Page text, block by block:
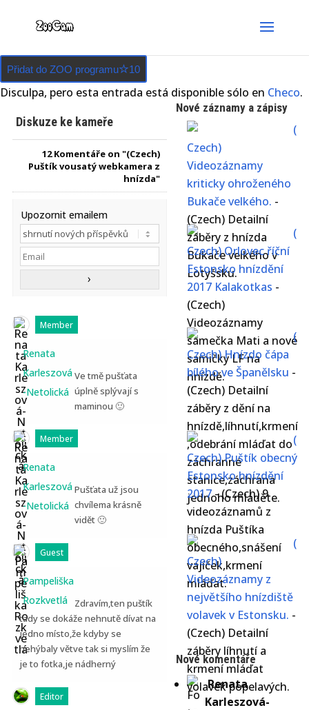
Přidat do ZOO programu 10
Disculpa, pero esta entrada está disponible sólo en Checo.
Nové záznamy a zápisy
(
Czech)
Videozáznamy
kriticky ohroženého
Bukače velkého. -
(Czech) Detailní
záběry z hnízda
Bukače velkého v
Lotyšsku.
(
Czech) Orlovec říční
Estonsko hnízdění
2017 Kalakotkas -
(Czech)
Videozáznamy
samečka Mati a nové
samičky LF na
hnízdě.
(
Czech) Hnízdo čápa
bílého ve Španělsku -
(Czech) Detailní
záběry z dění na
hnízdě,líhnutí,krmení
,odebrání mláďat do
záchranné
stanice,záchrana
jednoho mláděte.
(
Czech) Puštík obecný
Estonsko hnízdění
2017-(Czech) 9
videozáznamů z
hnízda Puštíka
obecného,snášení
vajíček,krmení
mláďat.
(
Czech)
Videozáznamy z
největšího hnízdiště
volavek v Estonsku. -
(Czech) Detailní
záběry líhnutí a
krmení mláďat
volavek popelavých.
Nové komentáře
Renata
Karleszová-
Diskuze ke kameře
12Komentáře on "(Czech)
Puštík vousatý webkamera z
hnízda"
Upozornit emailem
Member
Renata
Karleszová
-Netolická
Ve tmě pušťata
úplně splývají s
maminou 🙂
Member
Renata
Karleszová
-Netolická
Pušťata už jsou
chvílema krásně
vidět 🙂
Guest
Pampeliška
Rozkvetlá
Zdravím,ten puštík
tady se dokáže nehnutě dívat na
jedno místo,že kdyby se
nehýbaly větve tak si myslím že
je to fotka,je nádherný
Editor